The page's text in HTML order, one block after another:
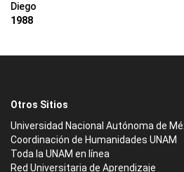
Diego
1988
Otros Sitios
Universidad Nacional Autónoma de
Coordinación de Humanidades UNAM
Toda la UNAM en línea
Red Universitaria de Aprendizaje